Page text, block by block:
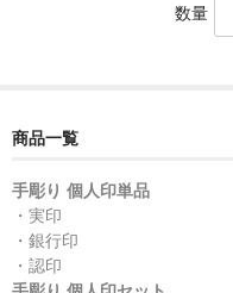
数量
商品一覧
手彫り 個人印単品
・実印
・銀行印
・認印